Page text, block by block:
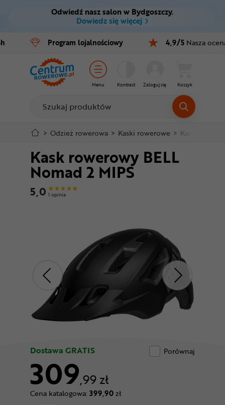
Ctrl M
Menu główne
Informacje o produkcie
Do koszyka
Szczegółowe informacje
Stopka
Mapa strony
Odwiedź nasz salon w Bydgoszczy.
Dowiedz się więcej
Program lojalnościowy 4,9/5 Nasza
Menu Kontrast Zaloguj się Koszyk
Rowery
E-bike
Części
Akcesoria
Odzież
Kaski
Buty
Superoferta
> Odzież rowerowa > Kaski rowerowe > Kaski MTB i
Kask rowerowy BELL
Nomad 2 MIPS
5,0 1 opinia
Dostawa GRATIS Porównaj
309,99 zł
Cena katalogowa: 399,90zł